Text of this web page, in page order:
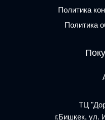
Политика
Политика
ТЦ
г.Бишкек, ул.